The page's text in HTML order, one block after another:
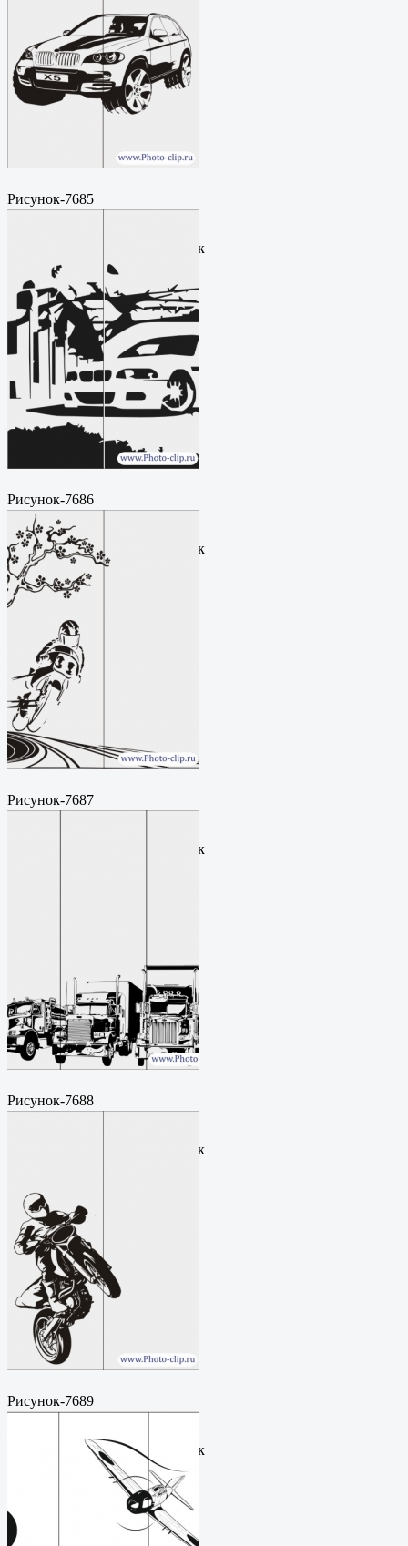
Рисунок-7685
Пескоструйный
руб.Метки: векторный рисунок
Рисунок-7686
Пескоструйный
рисунокФормат: cdrЦена: 200
руб.Метки: векторный рисунок
Рисунок-7687
Пескоструйный
руб.Метки: векторный рисунок
Рисунок-7688
Пескоструйный
руб.Метки: векторный рисунок
Рисунок-7689
Пескоструйный
руб.Метки: векторный рисунок